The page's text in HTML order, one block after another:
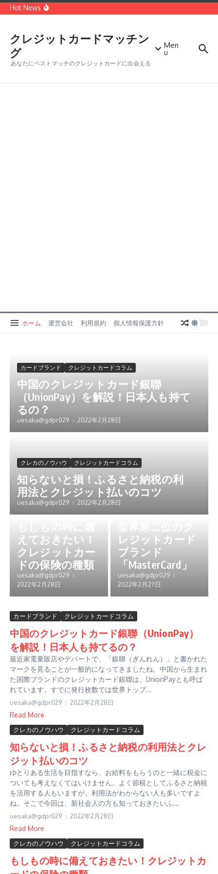
コンテンツへスキップ
Hot News
ット
クレジットカードマッチン
グ
あなたにベストマッチのクレジットカードに出会える
Men
u
ホーム 運営会社 利用規約 個人情報保護方針
カードブランド クレジットカードコラム
中国のクレジットカード銀聯
（UnionPay）を解説！日本人も持て
るの？
uesaka@gdpr029 2022年2月28日
クレカのノウハウ クレジットカードコラム
知らないと損！ふるさと納税の利
用法とクレジット払いのコツ
uesaka@gdpr029 2022年2月28日
クレカのノウハウ
えておきたい！
クレジットカー
ドの保険の種類
uesaka@gdpr029
2022年2月28日
レジットカード
ブランド
「MasterCard」
uesaka@gdpr029
2022年2月27日
カードブランド クレジットカードコラム
中国のクレジットカード銀聯（UnionPay）
を解説！日本人も持てるの？
最近家電量販店やデパートで、「銀聯（ぎんれん）」と書かれた
マークを見ることが一般的になってきましたね。中国から生まれ
た国際ブランドのクレジットカード銀聯は、UnionPayとも呼ば
れています。すでに発行枚数では世界トップ...
uesaka@gdpr029 2022年2月28日
Read More
クレカのノウハウ クレジットカードコラム
知らないと損！ふるさと納税の利用法とクレ
ジット払いのコツ
ゆとりある生活を目指すなら、お給料をもらうのと一緒に税金に
ついても考えなくてはいけません。よく節税としてふるさと納税
を活用する人もいますが、利用法がわからない人も多いですよ
ね。そこで今回は、新社会人の方も知っておきたいふ...
uesaka@gdpr029 2022年2月28日
Read More
クレカのノウハウ クレジットカードコラム
もしもの時に備えておきたい！クレジットカ